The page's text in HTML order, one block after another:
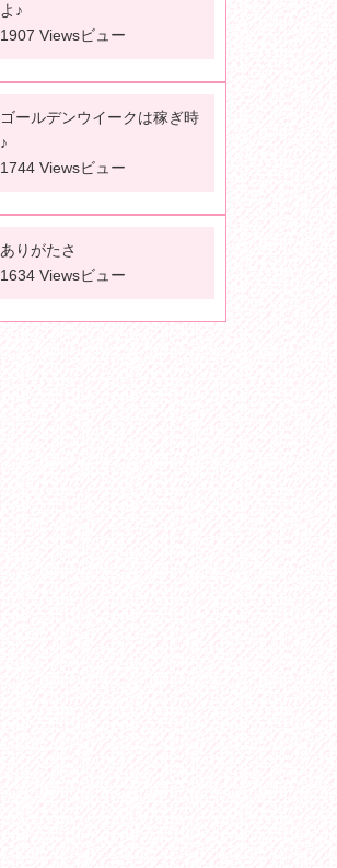
よ♪
1907 Viewsビュー
ゴールデンウイークは稼ぎ時
♪
1744 Viewsビュー
ありがたさ
1634 Viewsビュー